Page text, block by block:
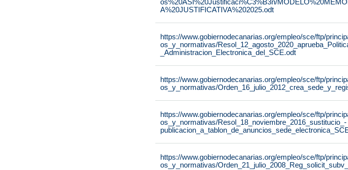
os%20ASI%20Justificaci%C3%B3n/
A%20JUSTIFICATIVA%202025.odt
https://www.gobiernodecanarias.org/empleo/sce/ftp/
os_y_normativas/
_Administracion_Electronica_del_SCE.odt
https://www.gobiernodecanarias.org/empleo/sce/ftp/
os_y_normativas/
https://www.gobiernodecanarias.org/empleo/sce/ftp/
os_y_normativas/Resol_18_noviembre_2016_sustitucio_-
https://www.gobiernodecanarias.org/empleo/sce/ftp/
os_y_normativas/